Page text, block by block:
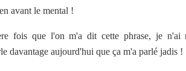
avant le mental !
fois que l'on m'a dit cette phrase, je n'ai
davantage aujourd'hui que ça m'a parlé jadis !